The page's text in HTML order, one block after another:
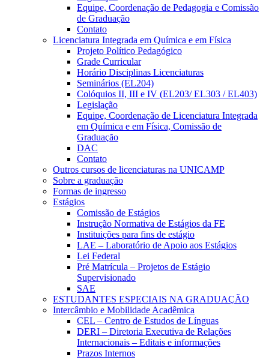
Equipe, Coordenação de Pedagogia e Comissão
de Graduação
Contato
Licenciatura Integrada em Química e em Física
Projeto Político Pedagógico
Grade Curricular
Horário Disciplinas Licenciaturas
Seminários (EL204)
Colóquios II, III e IV (EL203/ EL303 / EL403)
Legislação
Equipe, Coordenação de Licenciatura Integrada
em Química e em Física, Comissão de
Graduação
DAC
Contato
Outros cursos de licenciaturas na UNICAMP
Sobre a graduação
Formas de ingresso
Estágios
Comissão de Estágios
Instrução Normativa de Estágios da FE
Instituições para fins de estágio
LAE – Laboratório de Apoio aos Estágios
Lei Federal
Pré Matrícula – Projetos de Estágio
Supervisionado
SAE
ESTUDANTES ESPECIAIS NA GRADUAÇÃO
Intercâmbio e Mobilidade Acadêmica
CEL – Centro de Estudos de Línguas
DERI – Diretoria Executiva de Relações
Internacionais – Editais e informações
Prazos Internos